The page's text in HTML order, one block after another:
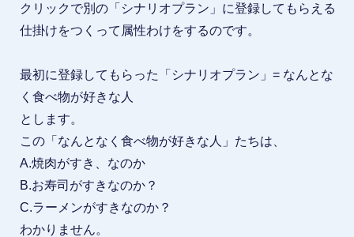
クリックで別の「シナリオプラン」に登録してもらえる
仕掛けをつくって属性わけをするのです。
最初に登録してもらった「シナリオプラン」= なんとな
く食べ物が好きな人
とします。
この「なんとなく食べ物が好きな人」たちは、
A.焼肉がすき、なのか
B.お寿司がすきなのか？
C.ラーメンがすきなのか？
わかりません。